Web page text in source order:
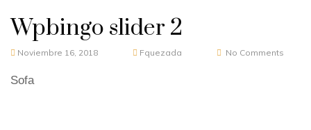
Wpbingo slider 2
Noviembre 16, 2018 Fquezada No Comments
Sofa